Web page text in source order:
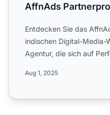
AffnAds
Entdecken Sie das
indischen Digital-Media-
Agentur, die sich auf
Aug 1, 2025